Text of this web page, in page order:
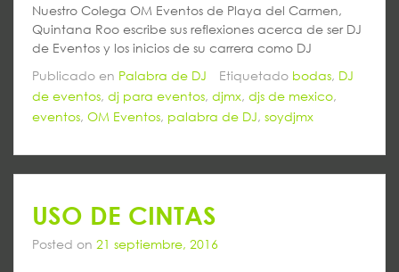
Nuestro Colega OM Eventos de Playa del Carmen,
Quintana Roo escribe sus reflexiones acerca de ser DJ
de Eventos y los inicios de su carrera como DJ
Publicado en Palabra de DJ Etiquetado bodas, DJ
de eventos, dj para eventos, djmx, djs de mexico,
eventos, OM Eventos, palabra de DJ, soydjmx
USO DE CINTAS
Posted on 21 septiembre, 2016